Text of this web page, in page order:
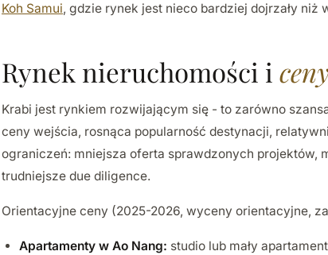
Koh Samui, gdzie rynek jest nieco bardziej dojrzały niż
Rynek nieruchomości i ceny
Krabi jest rynkiem rozwijającym się - to zarówno
ceny wejścia, rosnąca popularność destynacji,
ograniczeń: mniejsza oferta sprawdzonych projektów,
trudniejsze due diligence.
Orientacyjne ceny (2025-2026, wyceny orientacyjne,
Apartamenty w Ao Nang: studio lub mały